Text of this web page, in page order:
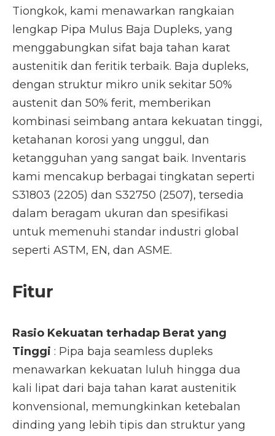
Tiongkok, kami menawarkan rangkaian
lengkap Pipa Mulus Baja Dupleks, yang
menggabungkan sifat baja tahan karat
austenitik dan feritik terbaik. Baja dupleks,
dengan struktur mikro unik sekitar 50%
austenit dan 50% ferit, memberikan
kombinasi seimbang antara kekuatan tinggi,
ketahanan korosi yang unggul, dan
ketangguhan yang sangat baik. Inventaris
kami mencakup berbagai tingkatan seperti
S31803 (2205) dan S32750 (2507), tersedia
dalam beragam ukuran dan spesifikasi
untuk memenuhi standar industri global
seperti ASTM, EN, dan ASME.
Fitur
Rasio Kekuatan terhadap Berat yang
Tinggi : Pipa baja seamless dupleks
menawarkan kekuatan luluh hingga dua
kali lipat dari baja tahan karat austenitik
konvensional, memungkinkan ketebalan
dinding yang lebih tipis dan struktur yang